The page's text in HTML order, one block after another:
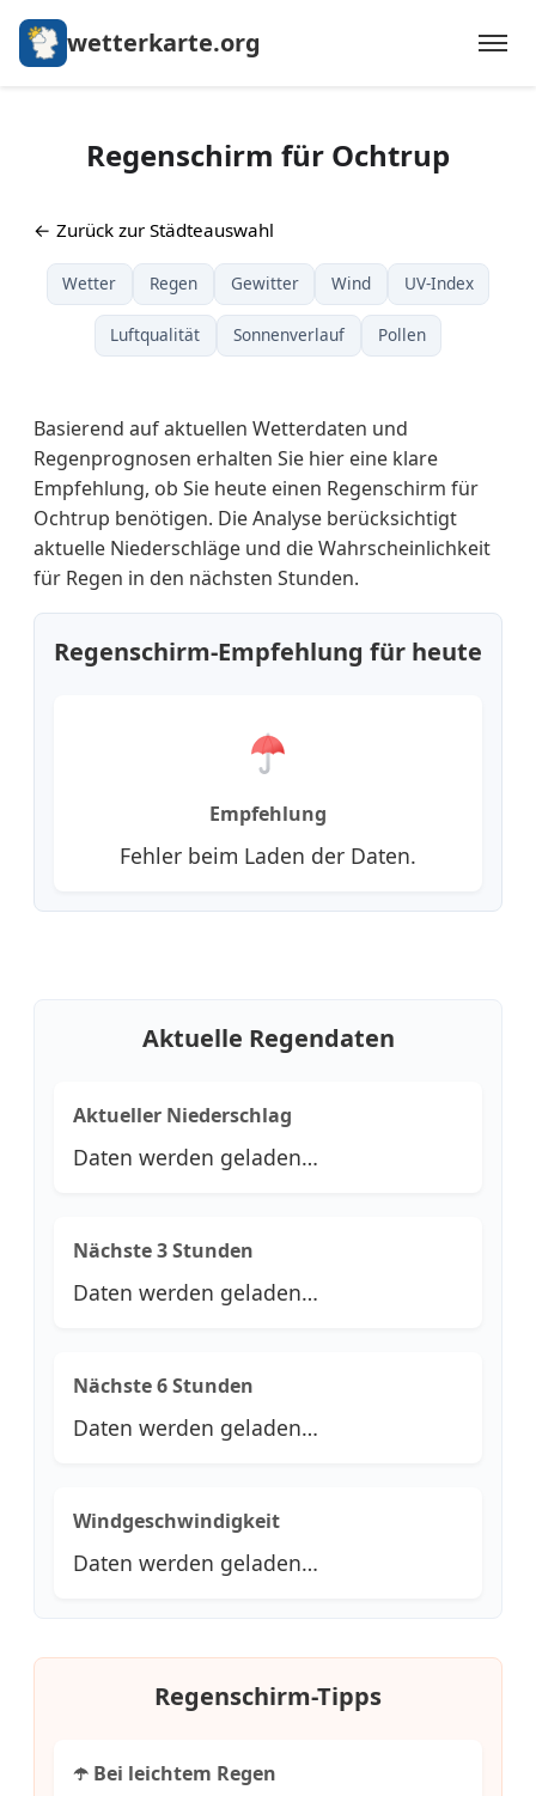
wetterkarte.org
Regenschirm für Ochtrup
← Zurück zur Städteauswahl
Wetter Regen Gewitter Wind UV-Index
Luftqualität Sonnenverlauf Pollen
Basierend auf aktuellen Wetterdaten und
Regenprognosen erhalten Sie hier eine klare
Empfehlung, ob Sie heute einen Regenschirm für
Ochtrup benötigen. Die Analyse berücksichtigt
aktuelle Niederschläge und die Wahrscheinlichkeit
für Regen in den nächsten Stunden.
Regenschirm-Empfehlung für heute
Empfehlung
Fehler beim Laden der Daten.
Aktuelle Regendaten
Aktueller Niederschlag
Daten werden geladen…
Nächste 3 Stunden
Daten werden geladen…
Nächste 6 Stunden
Daten werden geladen…
Windgeschwindigkeit
Daten werden geladen…
Regenschirm-Tipps
☂️ Bei leichtem Regen